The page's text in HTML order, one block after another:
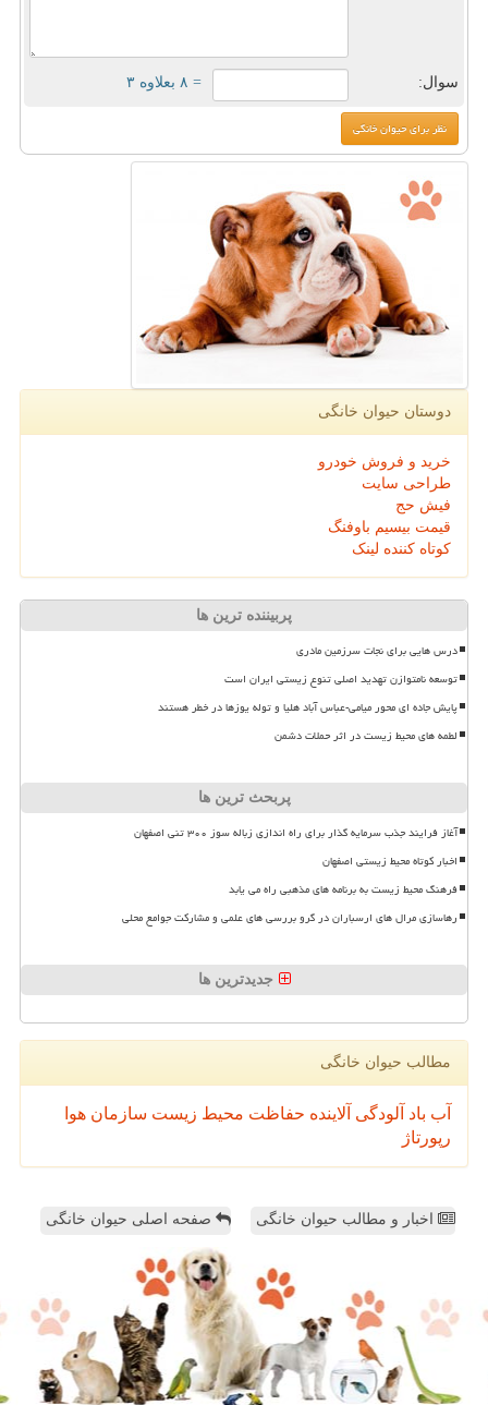
سوال: = ۸ بعلاوه ۳
دوستان حیوان خانگی
خرید و فروش خودرو
طراحی سایت
فیش حج
قیمت بیسیم باوفنگ
کوتاه کننده لینک
پربیننده ترین ها
درس هایی برای نجات سرزمین مادری
توسعه نامتوازن تهدید اصلی تنوع زیستی ایران است
پایش جاده ای محور میامی-عباس آباد هلیا و توله یوزها در خطر هستند
لطمه های محیط زیست در اثر حملات دشمن
پربحث ترین ها
آغاز فرایند جذب سرمایه گذار برای راه اندازی زباله سوز ۳۰۰ تنی اصفهان
اخبار کوتاه محیط زیستی اصفهان
فرهنگ محیط زیست به برنامه های مذهبی راه می یابد
رهاسازی مرال های ارسباران در گرو بررسی های علمی و مشارکت جوامع محلی
جدیدترین ها
مطالب حیوان خانگی
آب باد آلودگی آلاینده حفاظت محیط زیست سازمان هوا
رپورتاژ
اخبار و مطالب حیوان خانگی صفحه اصلی حیوان خانگی